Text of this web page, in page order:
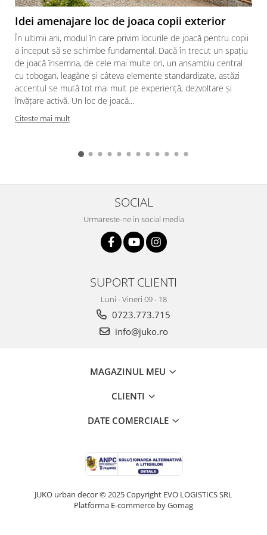
Ghivece de exterior
Ghivece din beton
Stalpi stradali
Stalpi camere video
Stalpi / bolarzi de delimitare
pentru trotuar
Cismea stradala / gradina
Tomberoane si Pubele de Gunoi
Idei amenajare loc de joaca copii exterior
În ultimii ani, modul în care privim locurile de joacă pentru copii
a început să se schimbe fundamental. Dacă în trecut un spațiu
de joacă însemna, de cele mai multe ori, un ansamblu central
cu tobogan, leagăne și câteva elemente standardizate, astăzi
accentul se mută tot mai mult pe experiență, dezvoltare și
învățare activă. Un loc de joacă...
Citeste mai mult
SOCIAL
Urmareste-ne in social media
SUPORT CLIENTI
Luni - Vineri 09 - 18
0723.773.715
info@juko.ro
MAGAZINUL MEU
CLIENTI
DATE COMERCIALE
JUKO urban decor © 2025 Copyright EVO LOGISTICS SRL
Platforma E-commerce by Gomag